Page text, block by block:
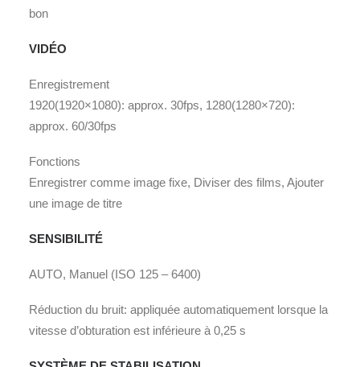
bon
VIDÉO
Enregistrement
1920(1920×1080): approx. 30fps, 1280(1280×720):
approx. 60/30fps
Fonctions
Enregistrer comme image fixe, Diviser des films, Ajouter
une image de titre
SENSIBILITÉ
AUTO, Manuel (ISO 125 – 6400)
Réduction du bruit: appliquée automatiquement lorsque la
vitesse d’obturation est inférieure à 0,25 s